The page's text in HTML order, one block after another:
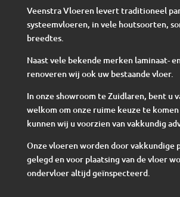
Veenstra Vloeren levert traditioneel
systeemvloeren, in vele houtsoorten,
breedtes.
Naast vele bekende merken laminaat-
renoveren wij ook uw bestaande vloer.
In onze showroom te Zuidlaren, bent u
welkom om onze ruime keuze te
kunnen wij u voorzien van vakkundig
Onze vloeren worden door vakkundige
gelegd en voor plaatsing van de vloer
ondervloer altijd geïnspecteerd.